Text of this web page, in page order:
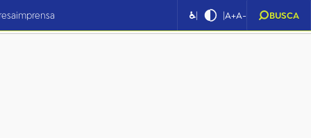
imprensa ♿| |A+A- BUSCA